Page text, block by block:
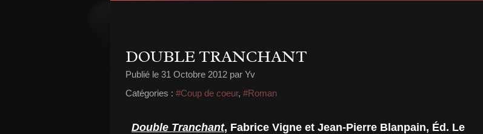
DOUBLE TRANCHANT
Publié le 31 Octobre 2012 par Yv
Catégories : #Coup de coeur, #Roman
Double Tranchant, Fabrice Vigne et Jean-Pierre Blanpain, Éd. Le